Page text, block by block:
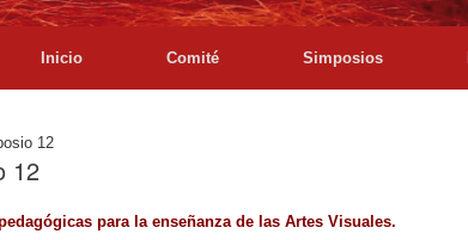
Inicio Comité Simposios
12
12
para la enseñanza de las Artes Visuales.